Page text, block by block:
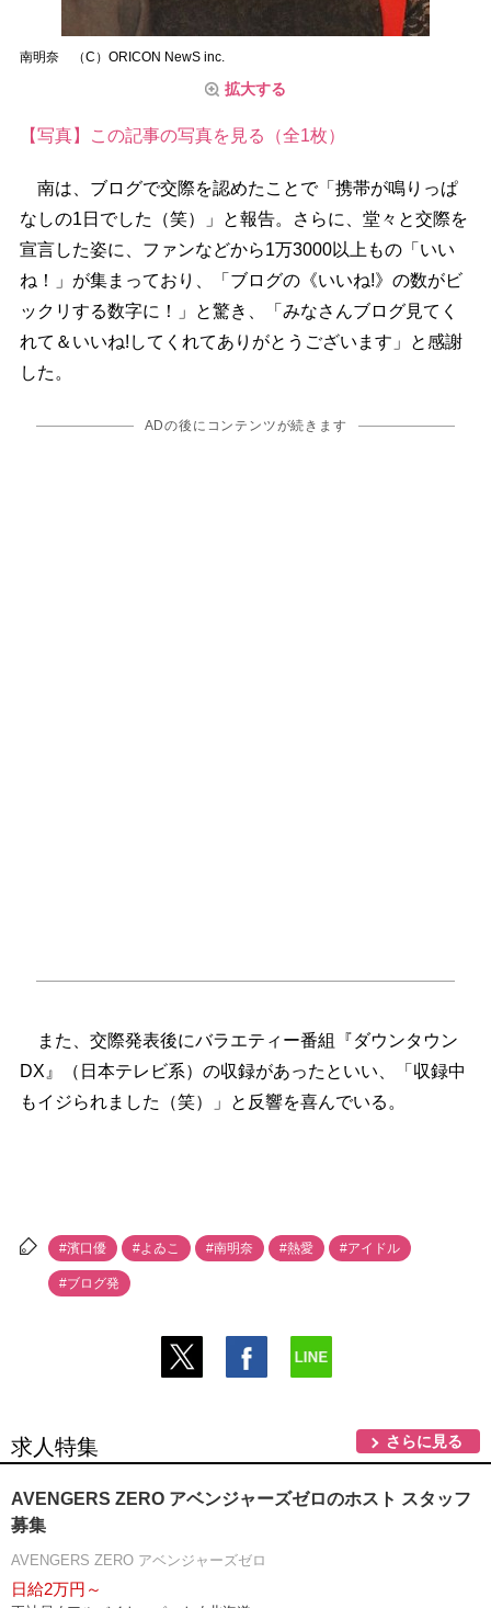
南明奈 （C）ORICON NewS inc.
拡大する
【写真】この記事の写真を見る（全1枚）
南は、ブログで交際を認めたことで「携帯が鳴りっぱ
なしの1日でした（笑）」と報告。さらに、堂々と交際を
宣言した姿に、ファンなどから1万3000以上もの「いい
ね！」が集まっており、「ブログの《いいね!》の数がビ
ックリする数字に！」と驚き、「みなさんブログ見てく
れて＆いいね!してくれてありがとうございます」と感謝
した。
ADの後にコンテンツが続きます
また、交際発表後にバラエティー番組『ダウンタウン
DX』（日本テレビ系）の収録があったといい、「収録中
もイジられました（笑）」と反響を喜んでいる。
#濱口優 #よゐこ #南明奈 #熱愛 #アイドル
#ブログ発
求人特集 さらに見る
AVENGERS ZERO アベンジャーズゼロのホスト スタッフ
募集
AVENGERS ZERO アベンジャーズゼロ
日給2万円～